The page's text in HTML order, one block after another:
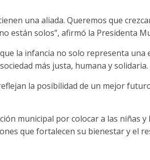
una aliada. Queremos que
están solos”, afirmó la Presidenta
la infancia no solo representa una
más justa, humana y solidaria.
la posibilidad de un mejor
municipal por colocar a las niñas y
que fortalecen su bienestar y el